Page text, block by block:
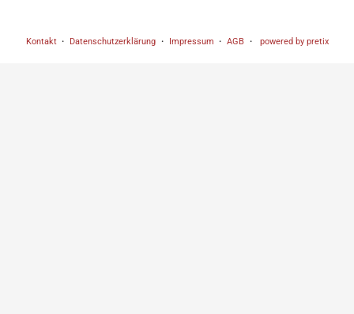
Kontakt Datenschutzerklärung Impressum AGB powered by pretix